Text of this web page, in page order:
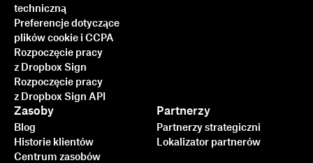
Dowiedz się więcej
techniczną
Preferencje dotyczące
plików cookie i CCPA
Rozpoczęcie pracy
z Dropbox Sign
Rozpoczęcie pracy
z Dropbox Sign API
Zasoby
Blog
Historie klientów
Centrum zasobów
Partnerzy
Partnerzy strategiczni
Lokalizator partnerów